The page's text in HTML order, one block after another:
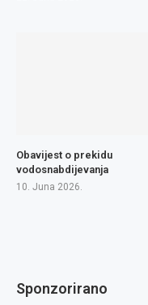
Obavijest o prekidu
vodosnabdijevanja
10. Juna 2026.
Sponzorirano